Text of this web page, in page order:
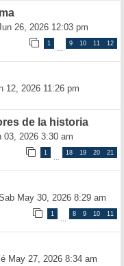
26, 2026 12:03 pm
1
…
9 10 11 12
12, 2026 11:26 pm
de la historia
03, 2026 3:30 am
1
…
18 19 20 21
May 30, 2026 8:29 am
1
…
8 9 10 11
May 27, 2026 8:34 am